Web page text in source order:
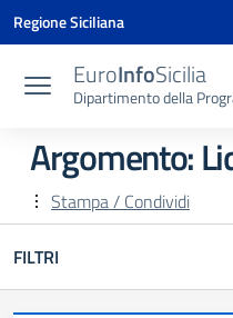
Vai ai contenuti
Vai al menu di navigazione
Vai al footer
Vai al banner delle Cookie Policy
Regione Siciliana
EuroInfoSicilia
Dipartimento della
Argomento:
Stampa / Condividi
FILTRI